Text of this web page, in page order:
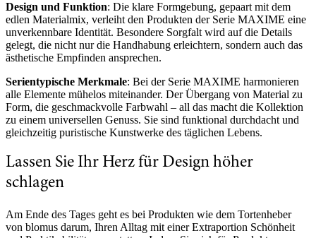
Design und Funktion: Die klare Formgebung, gepaart mit dem
edlen Materialmix, verleiht den Produkten der Serie MAXIME eine
unverkennbare Identität. Besondere Sorgfalt wird auf die Details
gelegt, die nicht nur die Handhabung erleichtern, sondern auch das
ästhetische Empfinden ansprechen.
Serientypische Merkmale: Bei der Serie MAXIME harmonieren
alle Elemente mühelos miteinander. Der Übergang von Material zu
Form, die geschmackvolle Farbwahl – all das macht die Kollektion
zu einem universellen Genuss. Sie sind funktional durchdacht und
gleichzeitig puristische Kunstwerke des täglichen Lebens.
Lassen Sie Ihr Herz für Design höher
schlagen
Am Ende des Tages geht es bei Produkten wie dem Tortenheber
von blomus darum, Ihren Alltag mit einer Extraportion Schönheit